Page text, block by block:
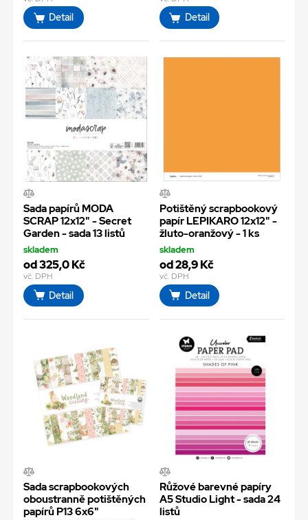
Detail Detail
Sada papírů MODA
SCRAP 12x12" - Secret
Garden - sada 13 listů
skladem
od 325,0 Kč
vč. DPH
Detail
Potištěný scrapbookový
papír LEPIKARO 12x12" -
žluto-oranžový - 1 ks
skladem
od 28,9 Kč
vč. DPH
Detail
Sada scrapbookových
oboustranně potištěných
papírů P13 6x6"
Růžové barevné papíry
A5 Studio Light - sada 24
listů